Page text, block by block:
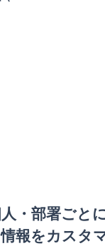
・部署ごと
情報をカスタ